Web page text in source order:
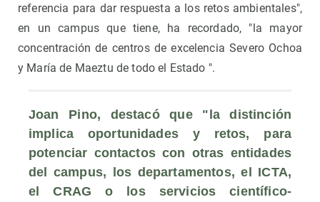
referencia para dar respuesta a los retos ambientales",
en un campus que tiene, ha recordado, "la mayor
concentración de centros de excelencia Severo Ochoa
y María de Maeztu de todo el Estado ".
Joan Pino, destacó que "la distinción
implica oportunidades y retos, para
potenciar contactos con otras entidades
del campus, los departamentos, el ICTA,
el CRAG o los servicios científico-